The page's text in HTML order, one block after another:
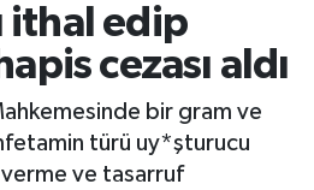
ithal edip
cezası aldı
bir gram ve
türü uy*şturucu
ve tasarruf